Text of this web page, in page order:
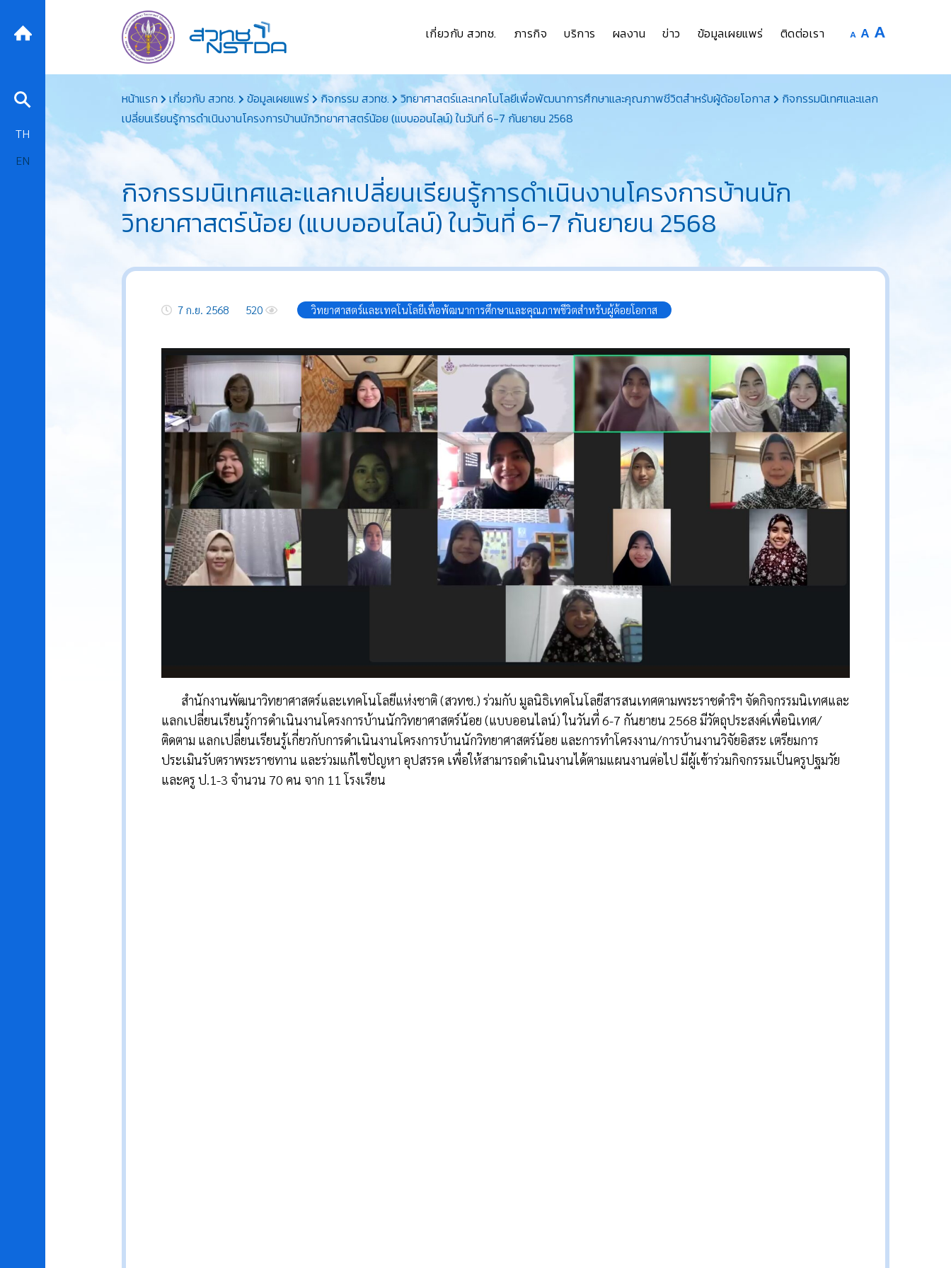
to
content
เกี่ยวกับ สวทช. ภารกิจ บริการ ผลงาน ข่าว ข้อมูลเผยแพร่ ติดต่อเรา A Decrease
A Reset
size.
A
size.
หน้าแรก เกี่ยวกับ สวทช. ข้อมูลเผยแพร่ กิจกรรม สวทช. วิทยาศาสตร์และเทคโนโลยีเพื่อพัฒนาการศึกษาและคุณภาพชีวิตสำหรับผู้ด้อยโอกาส
กิจกรรมนิเทศและแลก
เปลี่ยนเรียนรู้การดำเนินงานโครงการบ้านนักวิทยาศาสตร์น้อย (แบบออนไลน์) ในวันที่ 6-7 กันยายน 2568
กิจกรรมนิเทศและแลกเปลี่ยนเรียนรู้การดำเนินงานโครงการบ้านนัก
วิทยาศาสตร์น้อย (แบบออนไลน์) ในวันที่ 6-7 กันยายน 2568
7 ก.ย. 2568 520 วิทยาศาสตร์และเทคโนโลยีเพื่อพัฒนาการศึกษาและคุณภาพชีวิตสำหรับผู้ด้อยโอกาส
สำนักงานพัฒนาวิทยาศาสตร์และเทคโนโลยีแห่งชาติ (สวทช.) ร่วมกับ มูลนิธิเทคโนโลยีสารสนเทศตามพระราชดำริฯ จัดกิจกรรมนิเทศและ
แลกเปลี่ยนเรียนรู้การดำเนินงานโครงการบ้านนักวิทยาศาสตร์น้อย (แบบออนไลน์) ในวันที่ 6-7 กันยายน 2568 มีวัตถุประสงค์เพื่อนิเทศ/
ติดตาม แลกเปลี่ยนเรียนรู้เกี่ยวกับการดำเนินงานโครงการบ้านนักวิทยาศาสตร์น้อย และการทำโครงงาน/การบ้านงานวิจัยอิสระ เตรียมการ
ประเมินรับตราพระราชทาน และร่วมแก้ไขปัญหา อุปสรรค เพื่อให้สามารถดำเนินงานได้ตามแผนงานต่อไป มีผู้เข้าร่วมกิจกรรมเป็นครูปฐมวัย
และครู ป.1-3 จำนวน 70 คน จาก 11 โรงเรียน
TH
EN